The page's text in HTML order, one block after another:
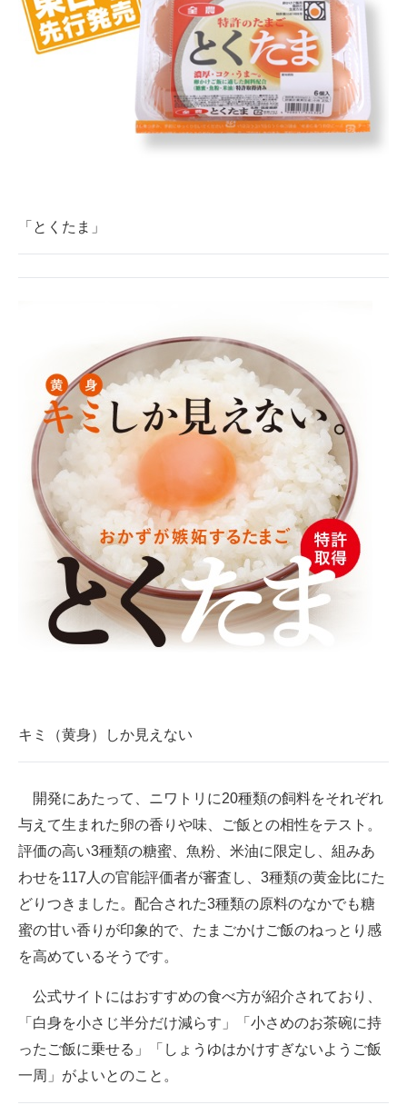
企業ITのトレンドを詳説
経営リーダーのコミュニティ
マーケ×ITの今がよく分かる
ITエンジニア向け専門サイト
電子設計の基本と応用
エネルギーの専門メディア
建設×テクノロジーの最前線
ちょっと気になるネットの話題
「とくたま」
キミ（黄身）しか見えない
開発にあたって、ニワトリに20種類の飼料をそれぞれ
与えて生まれた卵の香りや味、ご飯との相性をテスト。
評価の高い3種類の糖蜜、魚粉、米油に限定し、組みあ
わせを117人の官能評価者が審査し、3種類の黄金比にた
どりつきました。配合された3種類の原料のなかでも糖
蜜の甘い香りが印象的で、たまごかけご飯のねっとり感
を高めているそうです。
公式サイトにはおすすめの食べ方が紹介されており、
「白身を小さじ半分だけ減らす」「小さめのお茶碗に持
ったご飯に乗せる」「しょうゆはかけすぎないようご飯
一周」がよいとのこと。